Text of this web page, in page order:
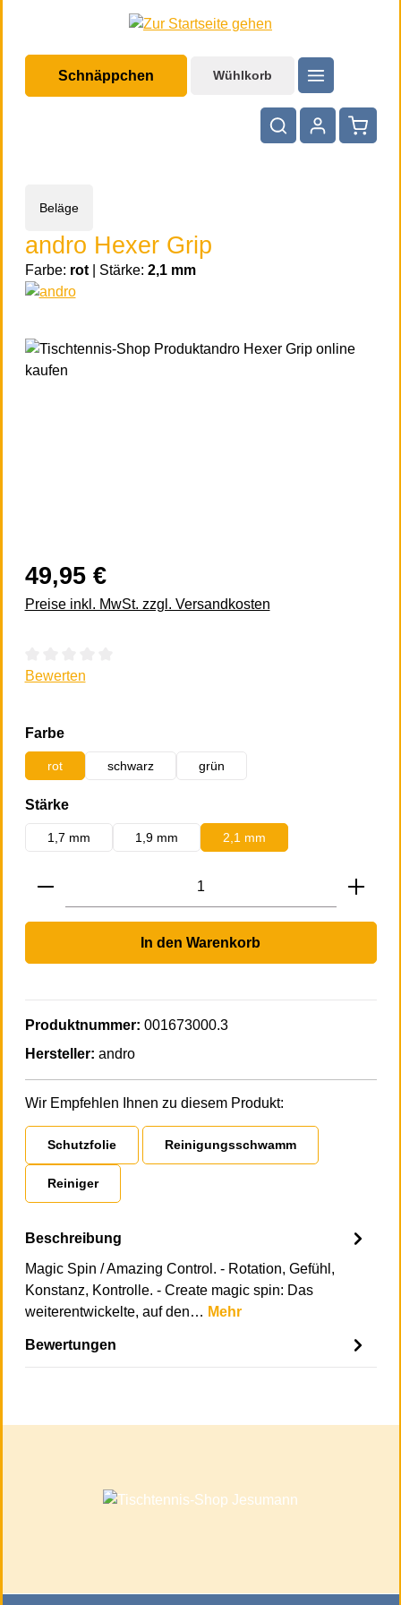
Schnäppchen Wühlkorb
Beläge
andro Hexer Grip
Farbe: rot Stärke: 2,1 mm
Bildergalerie überspringen
49,95 €
Preise inkl. MwSt. zzgl. Versandkosten
Durchschnittliche Bewertung von 0 von 5 Sternen
Bewerten
Farbeauswählen
rot schwarz grün
Stärkeauswählen
1,7 mm 1,9 mm 2,1 mm
Produkt Anzahl: Gib den gewünschten
In den Warenkorb
Produktnummer: 001673000.3
Hersteller: andro
Wir Empfehlen Ihnen zu diesem Produkt:
Schutzfolie Reinigungsschwamm
Reiniger
Beschreibung
Magic Spin / Amazing Control. - Rotation, Gefühl,
Konstanz, Kontrolle. - Create magic spin: Das
weiterentwickelte, auf den… Mehr
Bewertungen